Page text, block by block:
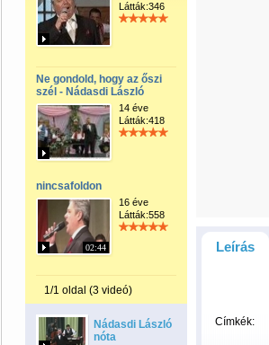
Látták:346
Ne gondold, hogy az őszi
szél - Nádasdi László
14 éve
Látták:418
nincsafoldon
02:44
16 éve
Látták:558
1/1 oldal (3 videó)
Nádasdi László
nóta
Leírás
Címkék: